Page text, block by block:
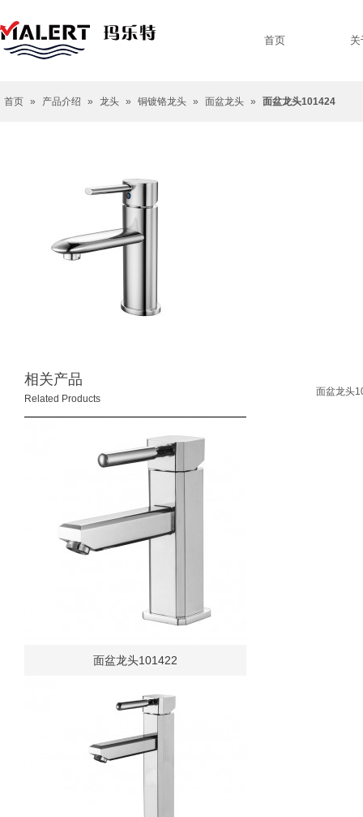
首页
首页 » 产品介绍 » 龙头 » 铜镀铬龙头 » 面盆龙头 » 面盆龙头101424
相关产品
Related Products
面盆龙头101422
面盆龙头